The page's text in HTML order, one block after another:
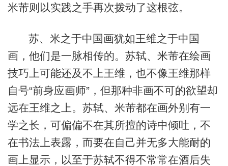
米芾则以实践之手再次拨动了这根弦。
苏、米之于中国画犹如王维之于中国
画，他们是一脉相传的。苏轼、米芾在绘画
技巧上可能还及不上王维，也不像王维那样
自号“前身应画师”，但那种非画不可的欲望却
远在王维之上。苏轼、米芾都在画外别有一
学之长，可偏偏不在其所擅的诗中倾吐，不
在书法上表露，而要在自己并无多大能耐的
画上显示，以至于苏轼不得不常常在酒后失